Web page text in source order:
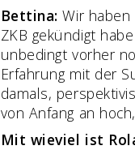
Bettina: Wir
ZKB gekündigt
unbedingt vorher
Erfahrung mit der
damals,
von Anfang an
Mit wieviel ist